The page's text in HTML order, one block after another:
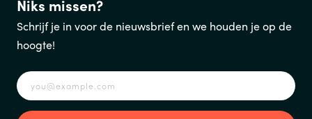
Niks missen?
Schrijf je in voor de nieuwsbrief en we houden je op de
hoogte!